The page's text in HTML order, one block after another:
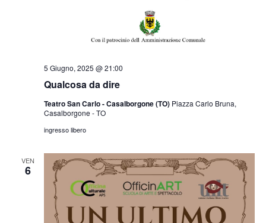
Qualcosa da dire
5 Giugno, 2025 @ 21:00
Teatro San Carlo - Casalborgone (TO) Piazza Carlo Bruna,
Casalborgone - TO
ingresso libero
VEN
6